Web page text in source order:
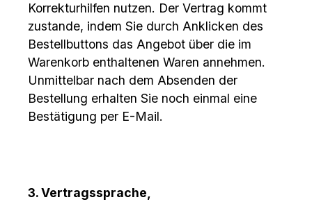
Korrekturhilfen nutzen. Der Vertrag kommt
zustande, indem Sie durch Anklicken des
Bestellbuttons das Angebot über die im
Warenkorb enthaltenen Waren annehmen.
Unmittelbar nach dem Absenden der
Bestellung erhalten Sie noch einmal eine
Bestätigung per E-Mail.
3. Vertragssprache,